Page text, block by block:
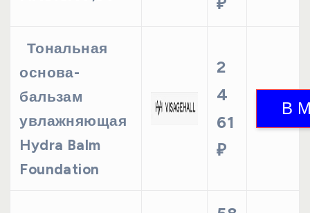
Тональная
основа-
бальзам
увлажняющая
Hydra Balm
Foundation
2
4
61
₽